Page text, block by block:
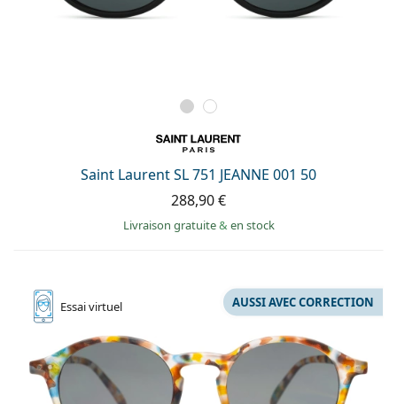
Saint Laurent SL 751 JEANNE 001 50
288,90 €
Livraison gratuite& en stock
Essaivirtuel AUSSI AVEC CORRECTION